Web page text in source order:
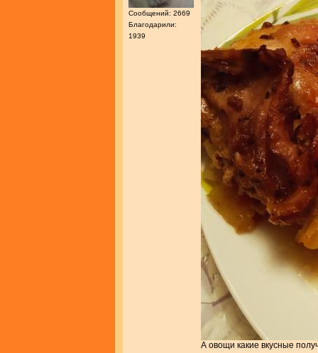
Сообщений: 2669
Благодарили:
1939
А овощи какие вкусные